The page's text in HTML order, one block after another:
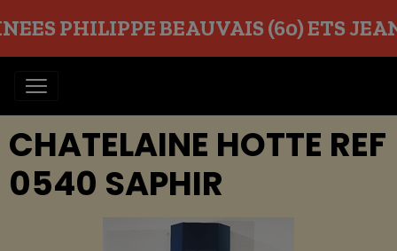
PHILIPPE BEAUVAIS (60) ETS
CHATELAINE HOTTE REF
0540 SAPHIR